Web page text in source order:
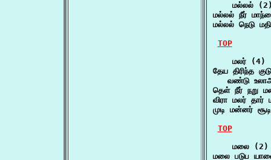
மல்லல்
மல்லல் நீர்
மல்லல் நெடு
TOP
    மலர் (4)
தேய திரிந்த
வண்டு
தெள் நீர் நறு
விரா மலர்
முடி மன்னர்
TOP
    மலை (2)
மலை படுப